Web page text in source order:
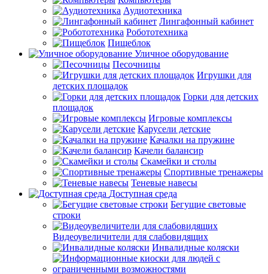
Аудиотехника
Лингафонный кабинет
Робототехника
Пищеблок
Уличное оборудование
Песочницы
Игрушки для
детских площадок
Горки для детских
площадок
Игровые комплексы
Карусели детские
Качалки на пружине
Качели балансир
Скамейки и столы
Спортивные тренажеры
Теневые навесы
Доступная среда
Бегущие световые
строки
Видеоувеличители для слабовидящих
Инвалидные коляски